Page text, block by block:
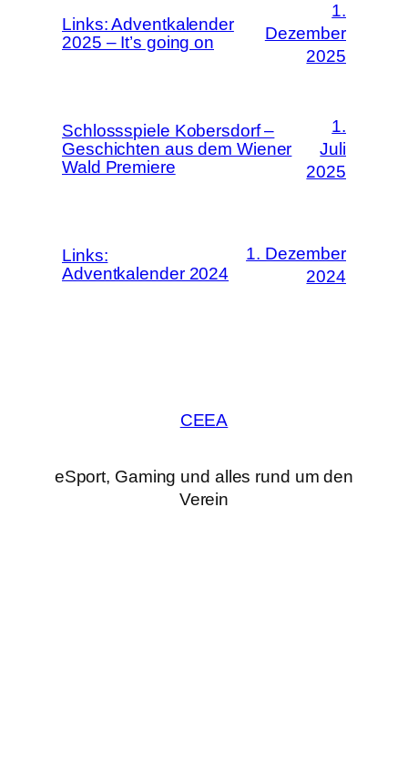
Links: Adventkalender
2025 – It’s going on
1.
Dezember
2025
Schlossspiele Kobersdorf –
Geschichten aus dem Wiener
Wald Premiere
1.
Juli
2025
Links:
Adventkalender 2024
1. Dezember
2024
CEEA
eSport, Gaming und alles rund um den
Verein